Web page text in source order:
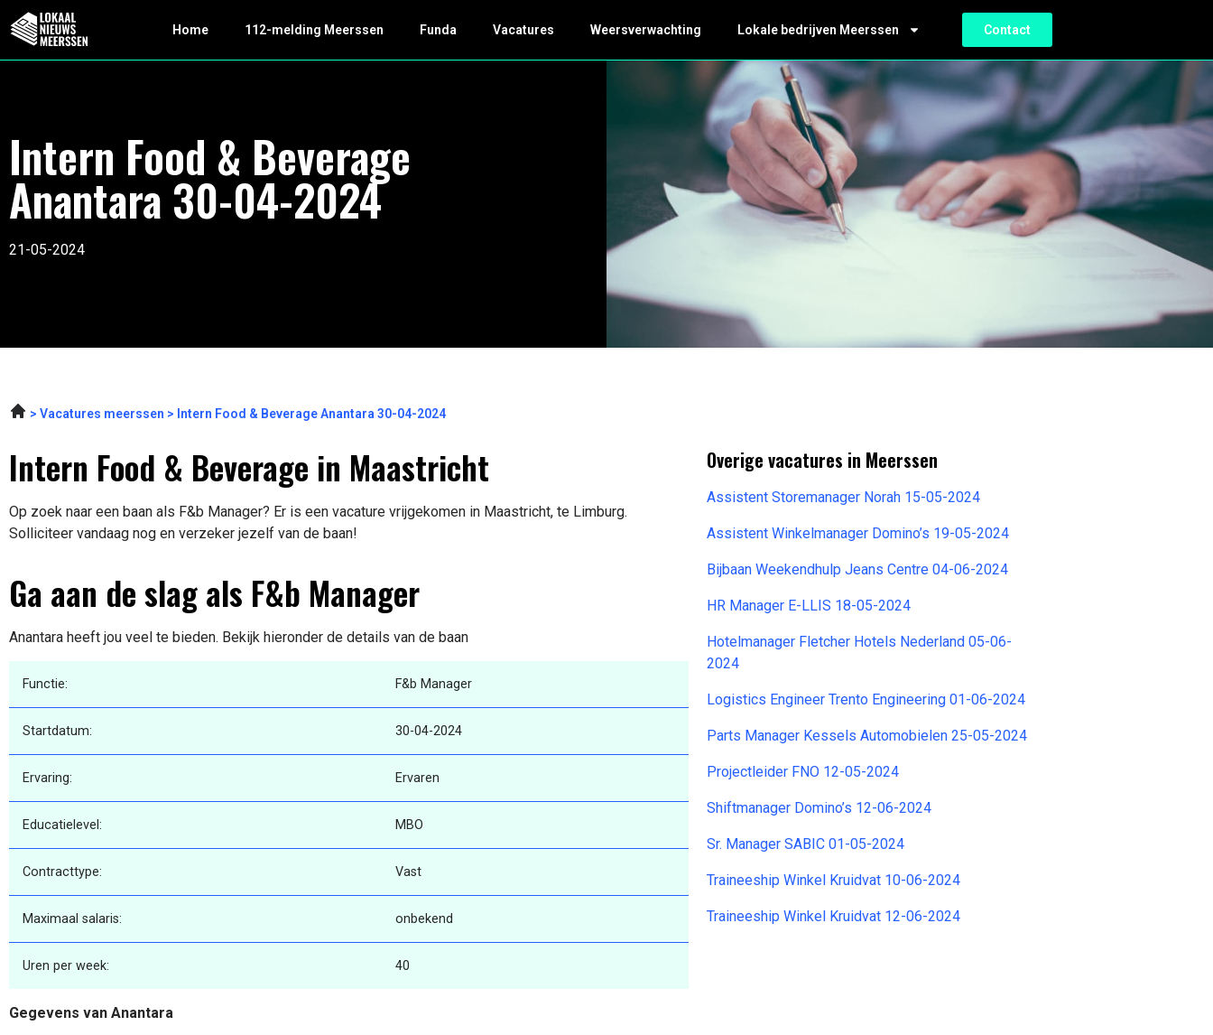
Home 112-melding Meerssen Funda Vacatures Weersverwachting Lokale bedrijven Meerssen Contact
Intern Food & Beverage
Anantara 30-04-2024
21-05-2024
Vacatures meerssen Intern Food & Beverage Anantara 30-04-2024
Intern Food & Beverage in Maastricht
Op zoek naar een baan als F&b Manager? Er is een vacature vrijgekomen in Maastricht, te Limburg.
Solliciteer vandaag nog en verzeker jezelf van de baan!
Ga aan de slag als F&b Manager
Anantara heeft jou veel te bieden. Bekijk hieronder de details van de baan
Functie: F&b Manager
Startdatum: 30-04-2024
Ervaring: Ervaren
Educatielevel: MBO
Contracttype: Vast
Maximaal salaris: onbekend
Uren per week: 40
Gegevens van Anantara
Overige vacatures in Meerssen
Assistent Storemanager Norah 15-05-2024
Assistent Winkelmanager Domino’s 19-05-2024
Bijbaan Weekendhulp Jeans Centre 04-06-2024
HR Manager E-LLIS 18-05-2024
Hotelmanager Fletcher Hotels Nederland 05-06-
2024
Logistics Engineer Trento Engineering 01-06-2024
Parts Manager Kessels Automobielen 25-05-2024
Projectleider FNO 12-05-2024
Shiftmanager Domino’s 12-06-2024
Sr. Manager SABIC 01-05-2024
Traineeship Winkel Kruidvat 10-06-2024
Traineeship Winkel Kruidvat 12-06-2024